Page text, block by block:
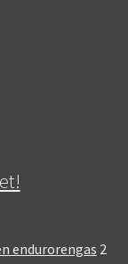
endurorengas 2